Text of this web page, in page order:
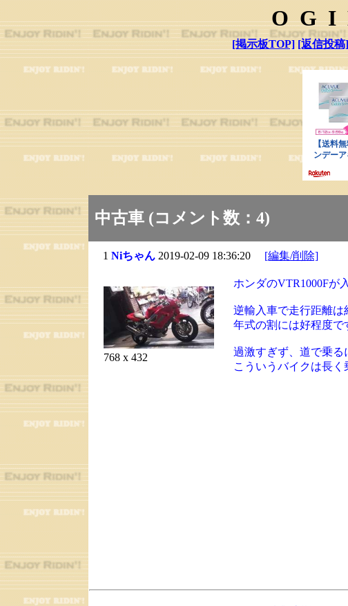
[掲示板TOP] [返信投稿]
中古車 (コメント数：4)
1 Niちゃん 2019-02-09 18:36:20 [編集/削除]
768 x 432
ホンダのVTR1000Fが
逆輸入車で走行距離は
年式の割には好程度で
過激すぎず、道で乗る
こういうバイクは長く